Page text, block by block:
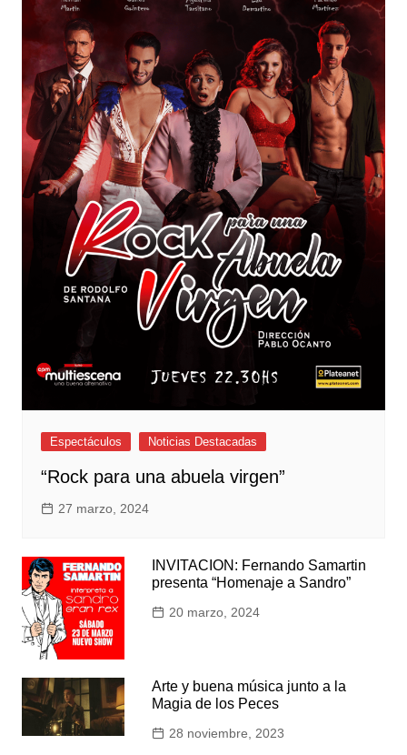
Espectáculos Noticias Destacadas
“Rock para una abuela virgen”
27 marzo, 2024
INVITACION: Fernando Samartin
presenta “Homenaje a Sandro”
20 marzo, 2024
Arte y buena música junto a la
Magia de los Peces
28 noviembre, 2023